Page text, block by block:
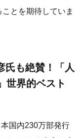
とを期待していま
氏も絶賛！「人
世界的ベスト
国内230万部発行